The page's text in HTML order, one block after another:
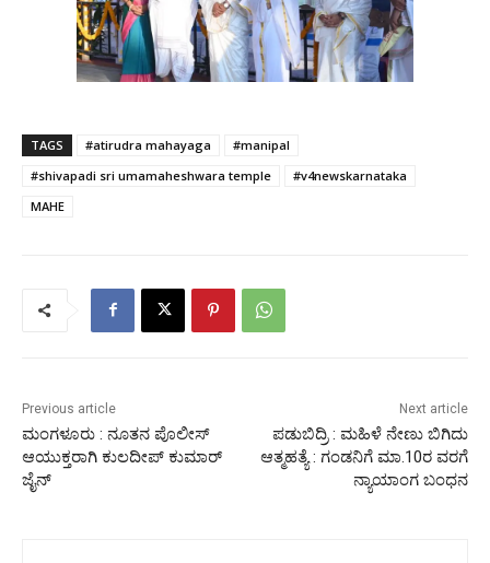
TAGS #atirudra mahayaga
#manipal
#shivapadi sri umamaheshwara temple
#v4newskarnataka
MAHE
Previous article
ಮಂಗಳೂರು : ನೂತನ ಪೊಲೀಸ್
ಆಯುಕ್ತರಾಗಿ ಕುಲದೀಪ್ ಕುಮಾರ್
ಜೈನ್
Next article
ಪಡುಬಿದ್ರಿ : ಮಹಿಳೆ ನೇಣು ಬಿಗಿದು
ಆತ್ಮಹತ್ಯೆ : ಗಂಡನಿಗೆ ಮಾ.10ರ ವರಗೆ
ನ್ಯಾಯಾಂಗ ಬಂಧನ